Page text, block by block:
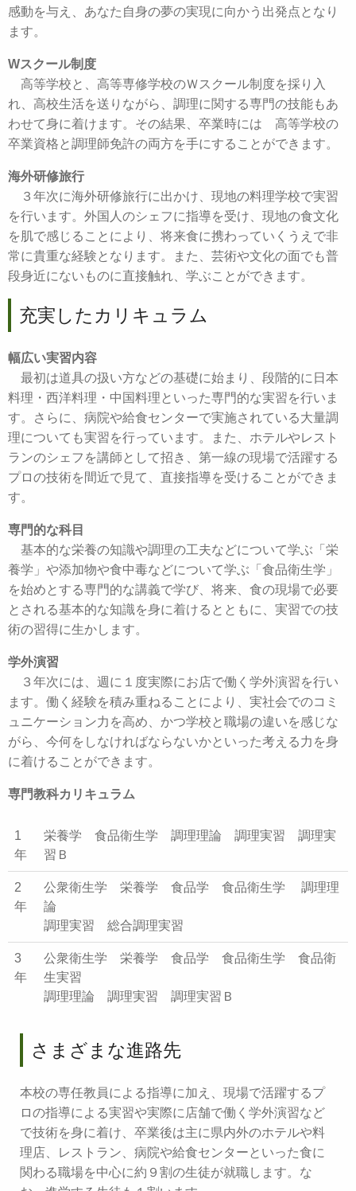
感動を与え、あなた自身の夢の実現に向かう出発点となり
ます。
Wスクール制度
高等学校と、高等専修学校のＷスクール制度を採り入
れ、高校生活を送りながら、調理に関する専門の技能もあ
わせて身に着けます。その結果、卒業時には 高等学校の
卒業資格と調理師免許の両方を手にすることができます。
海外研修旅行
３年次に海外研修旅行に出かけ、現地の料理学校で実習
を行います。外国人のシェフに指導を受け、現地の食文化
を肌で感じることにより、将来食に携わっていくうえで非
常に貴重な経験となります。また、芸術や文化の面でも普
段身近にないものに直接触れ、学ぶことができます。
充実したカリキュラム
幅広い実習内容
最初は道具の扱い方などの基礎に始まり、段階的に日本
料理・西洋料理・中国料理といった専門的な実習を行いま
す。さらに、病院や給食センターで実施されている大量調
理についても実習を行っています。また、ホテルやレスト
ランのシェフを講師として招き、第一線の現場で活躍する
プロの技術を間近で見て、直接指導を受けることができま
す。
専門的な科目
基本的な栄養の知識や調理の工夫などについて学ぶ「栄
養学」や添加物や食中毒などについて学ぶ「食品衛生学」
を始めとする専門的な講義で学び、将来、食の現場で必要
とされる基本的な知識を身に着けるとともに、実習での技
術の習得に生かします。
学外演習
３年次には、週に１度実際にお店で働く学外演習を行い
ます。働く経験を積み重ねることにより、実社会でのコミ
ュニケーション力を高め、かつ学校と職場の違いを感じな
がら、今何をしなければならないかといった考える力を身
に着けることができます。
専門教科カリキュラム
1
年
栄養学 食品衛生学 調理理論 調理実習 調理実
習Ｂ
2
年
公衆衛生学 栄養学 食品学 食品衛生学 調理理
論
調理実習 総合調理実習
3
年
公衆衛生学 栄養学 食品学 食品衛生学 食品衛
生実習
調理理論 調理実習 調理実習Ｂ
さまざまな進路先
本校の専任教員による指導に加え、現場で活躍するプ
ロの指導による実習や実際に店舗で働く学外演習など
で技術を身に着け、卒業後は主に県内外のホテルや料
理店、レストラン、病院や給食センターといった食に
関わる職場を中心に約９割の生徒が就職します。な